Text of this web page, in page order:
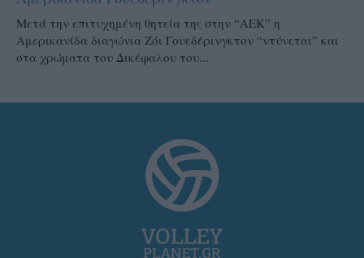
Μετά την επιτυχημένη θητεία της στην “ΑΕΚ” η
Αμερικανίδα διαγώνια Ζόι Γουεδέρινγκτον “ντύνεται” και
στα χρώματα του Δικέφαλου του...